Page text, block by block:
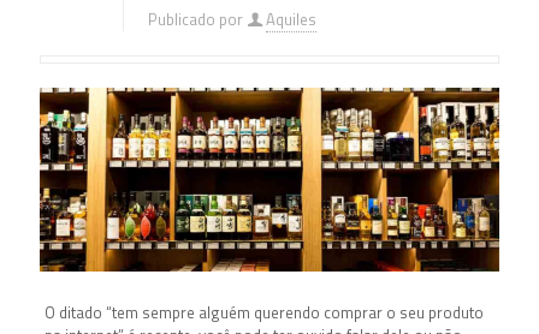
Publicado por Aquiles
O ditado “tem sempre alguém querendo comprar o seu produto